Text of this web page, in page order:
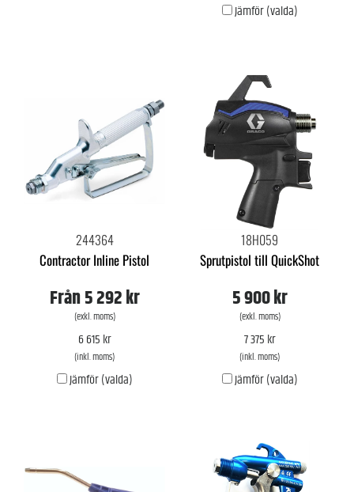
Jämför (valda)
244364
Contractor Inline Pistol
Från5 292 kr
(exkl. moms)
6 615 kr
(inkl. moms)
Jämför (valda)
18H059
Sprutpistol till QuickShot
5 900 kr
(exkl. moms)
7 375 kr
(inkl. moms)
Jämför (valda)